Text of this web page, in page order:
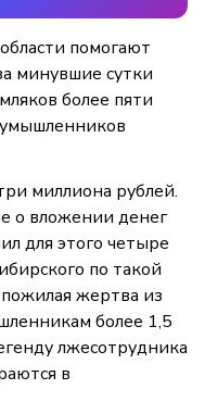
помогают
минувшие сутки
более пяти
миллиона рублей.
о вложении денег
для этого четыре
по такой
жертва из
более 1,5
лжесотрудника
в